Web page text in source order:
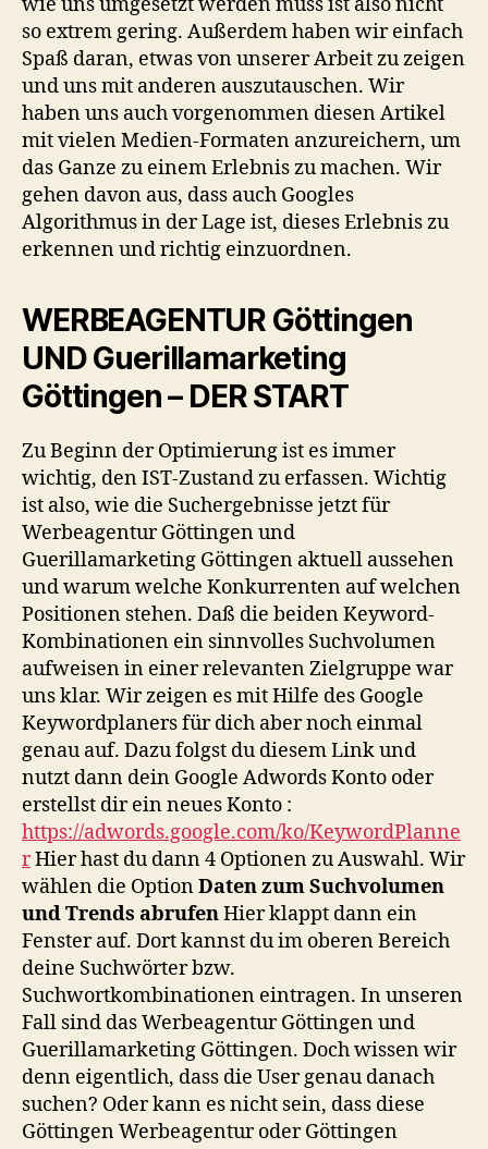
so extrem gering. Außerdem haben wir einfach
Spaß daran, etwas von unserer Arbeit zu zeigen
und uns mit anderen auszutauschen. Wir
haben uns auch vorgenommen diesen Artikel
mit vielen Medien-Formaten anzureichern, um
das Ganze zu einem Erlebnis zu machen. Wir
gehen davon aus, dass auch Googles
Algorithmus in der Lage ist, dieses Erlebnis zu
erkennen und richtig einzuordnen.
WERBEAGENTUR Göttingen
UND Guerillamarketing
Göttingen – DER START
Zu Beginn der Optimierung ist es immer
wichtig, den IST-Zustand zu erfassen. Wichtig
ist also, wie die Suchergebnisse jetzt für
Werbeagentur Göttingen und
Guerillamarketing Göttingen aktuell aussehen
und warum welche Konkurrenten auf welchen
Positionen stehen. Daß die beiden Keyword-
Kombinationen ein sinnvolles Suchvolumen
aufweisen in einer relevanten Zielgruppe war
uns klar. Wir zeigen es mit Hilfe des Google
Keywordplaners für dich aber noch einmal
genau auf. Dazu folgst du diesem Link und
nutzt dann dein Google Adwords Konto oder
erstellst dir ein neues Konto :
https://adwords.google.com/ko/KeywordPlanne
rHier hast du dann 4 Optionen zu Auswahl. Wir
wählen die OptionDaten zum Suchvolumen
und Trends abrufenHier klappt dann ein
Fenster auf. Dort kannst du im oberen Bereich
deine Suchwörter bzw.
Suchwortkombinationen eintragen. In unseren
Fall sind das Werbeagentur Göttingen und
Guerillamarketing Göttingen. Doch wissen wir
denn eigentlich, dass die User genau danach
suchen? Oder kann es nicht sein, dass diese
Göttingen Werbeagentur oder Göttingen